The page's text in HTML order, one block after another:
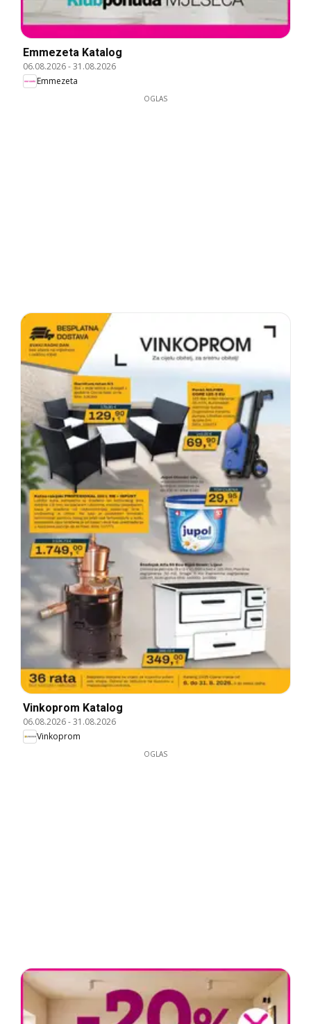
Emmezeta Katalog
06.08.2026-31.08.2026
Emmezeta
OGLAS
Vinkoprom Katalog
06.08.2026-31.08.2026
Vinkoprom
OGLAS